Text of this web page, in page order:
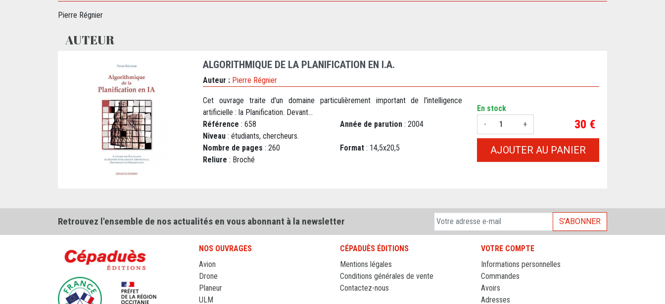
Pierre Régnier
AUTEUR
ALGORITHMIQUE DE LA PLANIFICATION EN I.A.
Auteur : Pierre Régnier
Cet ouvrage traite d'un domaine particulièrement important de l'intelligence
artificielle : la Planification. Devant...
Référence : 658 Année de parution : 2004
Niveau : étudiants, chercheurs.
Nombre de pages : 260 Format : 14,5x20,5
Reliure : Broché
En stock
-
+ Prix
30 €
AJOUTER AU PANIER
Retrouvez l'ensemble de nos actualités en vous abonnant à la newsletter S’ABONNER
NOS OUVRAGES
Avion
Drone
Planeur
ULM
CÉPADUÈS ÉDITIONS
Mentions légales
Conditions générales de vente
Contactez-nous
VOTRE COMPTE
Informations personnelles
Commandes
Avoirs
Adresses